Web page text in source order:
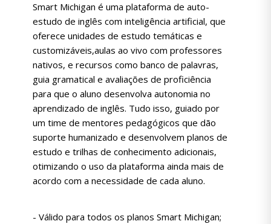
Smart Michigan é uma plataforma de auto-
estudo de inglês com inteligência artificial, que
oferece unidades de estudo temáticas e
customizáveis,aulas ao vivo com professores
nativos, e recursos como banco de palavras,
guia gramatical e avaliações de proficiência
para que o aluno desenvolva autonomia no
aprendizado de inglês. Tudo isso, guiado por
um time de mentores pedagógicos que dão
suporte humanizado e desenvolvem planos de
estudo e trilhas de conhecimento adicionais,
otimizando o uso da plataforma ainda mais de
acordo com a necessidade de cada aluno.
- Válido para todos os planos Smart Michigan;